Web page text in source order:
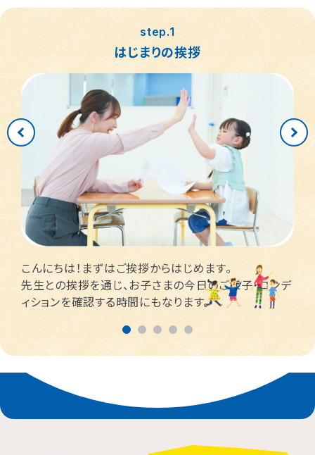
step.1
はじまりの挨拶
こんにちは！まずはご挨拶からはじめます。
先生との挨拶を通じ、お子さまの今日のご様子・コンデ
ィションを確認する時間にもなります。
川口市
さいたま市見沼区
さいたま市緑区
三郷市
新座市
戸田市
さいたま市南区
富士見市
松戸市
八千代市
流山市
千葉市中央区
世田谷区
新宿区
日野市
目黒区
江戸川区
北区
千代田区
横浜市戸塚区
相模原市中央区
川崎市中原区
厚木市
茅ケ崎市
藤沢市
横浜市鶴見区
相模原市緑区
名古屋市千種区
名古屋市緑区
名古屋市瑞穂区
名古屋市中村区
堺市北区
高槻市
摂津市
大阪市平野区
堺市西区
大阪市此花区
堺市堺区
神戸市長田区
姫路市
神戸市中央区
仙台市青葉区
児童発達支援
LITALICOジュニア 仙台五橋教室
広島市南区
児童発達支援
LITALICOジュニア 広島皆実教室
福岡市早良区
福岡市西区
福岡市東区
春日市
太宰府市
福岡市中央区